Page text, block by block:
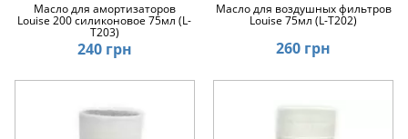
Масло для амортизаторов
Louise 200 силиконовое 75мл (L-
T203)
240 грн
Масло для воздушных фильтров
Louise 75мл (L-T202)
260 грн